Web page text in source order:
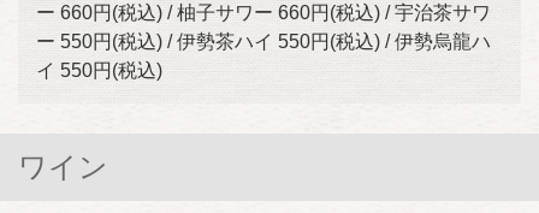
ー 660円(税込) / 柚子サワー 660円(税込) / 宇治茶サワ
ー 550円(税込) / 伊勢茶ハイ 550円(税込) / 伊勢烏龍ハ
イ 550円(税込)
ワイン